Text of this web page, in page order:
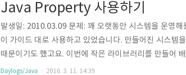
Java Property 사용하기
발생일: 2010.03.09 문제: 꽤 오랫동안 시스템을 운영
이 가이드 대로 사용하고 있었습니다. 만들어진 시스템
때문이기도 했고요. 이번에 작은 라이브러리를 만들어
대해 고민할 기회가 생겼습니다. 해결책: 날이 갈수록
Daylogs/Java 2010. 3. 11. 14:39